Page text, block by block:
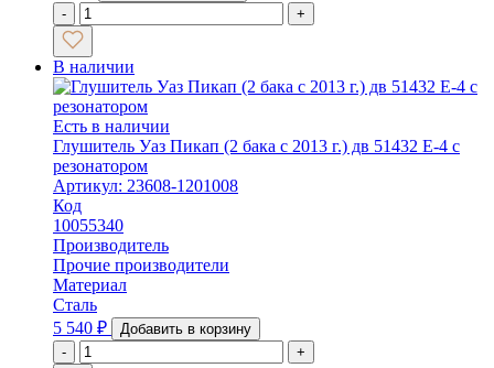
-
+
В наличии
Есть в наличии
Глушитель Уаз Пикап (2 бака с 2013 г.) дв 51432 Е-4 с
резонатором
Артикул: 23608-1201008
Код
10055340
Производитель
Прочие производители
Материал
Сталь
5 540 ₽
Добавить в корзину
-
+